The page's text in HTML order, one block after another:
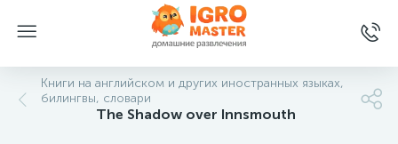
Книги на английском и других иностранных языках,
билингвы, словари
The Shadow over Innsmouth